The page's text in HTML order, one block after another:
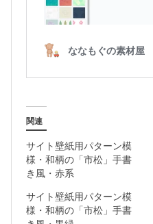
関連
サイト壁紙用パターン模
様・和柄の「市松」手書
き風・赤系
サイト壁紙用パターン模
様・和柄の「市松」手書